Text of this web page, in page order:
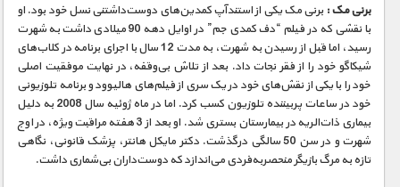
برنی مک : برنی مک یکی از استندآپ کمدین‌های دوست‌داشتنی نسل خود بود. او
با نقشی که در فیلم “دف کمدی جم” در اوایل دهه 90 میلادی داشت به شهرت
رسید، اما قبل از رسیدن به شهرت، به مدت 12 سال با اجرای برنامه در کلاب‌های
شیکاگو خود را از فقر نجات داد. بعد از تلاش بی‌وقفه، در نهایت موفقیت اصلی
خود را با یکی از نقش‌های خود در یک سری از فیلم‌های هالیوود و برنامه تلوزیونی
خود در ساعات پربیننده تلوزیون کسب کرد. اما در ماه ژوئیه سال 2008 به دلیل
بیماری ذات‌الریه در بیمارستان بستری شد. او بعد از 3 هفته مراقبت ویژه، در اوج
شهرت و در سن 50 سالگی درگذشت. دکتر مایکل هانتر، پزشک قانونی، نگاهی
تازه به مرگ بازیگر منحصربه‌فردی می‌اندازد که دوست‌داران بی‌شماری داشت.